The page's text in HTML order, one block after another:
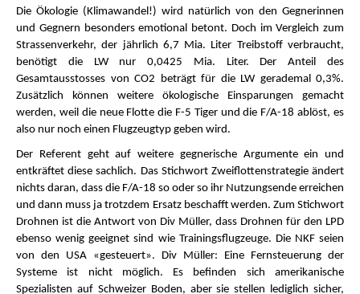
Die Ökologie (Klimawandel!) wird natürlich von den Gegnerinnen
und Gegnern besonders emotional betont. Doch im Vergleich zum
Strassenverkehr, der jährlich 6,7 Mia. Liter Treibstoff verbraucht,
benötigt die LW nur 0,0425 Mia. Liter. Der Anteil des
Gesamtausstosses von CO2 beträgt für die LW gerademal 0,3%.
Zusätzlich können weitere ökologische Einsparungen gemacht
werden, weil die neue Flotte die F-5 Tiger und die F/A-18 ablöst, es
also nur noch einen Flugzeugtyp geben wird.
Der Referent geht auf weitere gegnerische Argumente ein und
entkräftet diese sachlich. Das Stichwort Zweiflottenstrategie ändert
nichts daran, dass die F/A-18 so oder so ihr Nutzungsende erreichen
und dann muss ja trotzdem Ersatz beschafft werden. Zum Stichwort
Drohnen ist die Antwort von Div Müller, dass Drohnen für den LPD
ebenso wenig geeignet sind wie Trainingsflugzeuge. Die NKF seien
von den USA «gesteuert». Div Müller: Eine Fernsteuerung der
Systeme ist nicht möglich. Es befinden sich amerikanische
Spezialisten auf Schweizer Boden, aber sie stellen lediglich sicher,